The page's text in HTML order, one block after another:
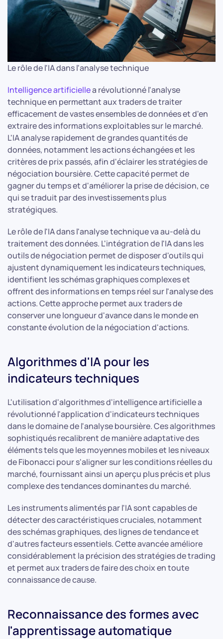
Le rôle de l'IA dans l'analyse technique
Intelligence artificiellea révolutionné l'analyse
technique en permettant aux traders de traiter
efficacement de vastes ensembles de données et d'en
extraire des informations exploitables sur le marché.
L'IA analyse rapidement de grandes quantités de
données, notamment les actions échangées et les
critères de prix passés, afin d'éclairer les stratégies de
négociation boursière. Cette capacité permet de
gagner du temps et d'améliorer la prise de décision, ce
qui se traduit par des investissements plus
stratégiques.
Le rôle de l'IA dans l'analyse technique va au-delà du
traitement des données. L'intégration de l'IA dans les
outils de négociation permet de disposer d'outils qui
ajustent dynamiquement les indicateurs techniques,
identifient les schémas graphiques complexes et
offrent des informations en temps réel sur l'analyse des
actions. Cette approche permet aux traders de
conserver une longueur d'avance dans le monde en
constante évolution de la négociation d'actions.
Algorithmes d'IA pour les
indicateurs techniques
L'utilisation d'algorithmes d'intelligence artificielle a
révolutionné l'application d'indicateurs techniques
dans le domaine de l'analyse boursière. Ces algorithmes
sophistiqués recalibrent de manière adaptative des
éléments tels que les moyennes mobiles et les niveaux
de Fibonacci pour s'aligner sur les conditions réelles du
marché, fournissant ainsi un aperçu plus précis et plus
complexe des tendances dominantes du marché.
Les instruments alimentés par l'IA sont capables de
détecter des caractéristiques cruciales, notamment
des schémas graphiques, des lignes de tendance et
d'autres facteurs essentiels. Cette avancée améliore
considérablement la précision des stratégies de trading
et permet aux traders de faire des choix en toute
connaissance de cause.
Reconnaissance des formes avec
l'apprentissage automatique